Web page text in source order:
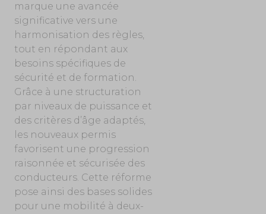
marque une avancée
significative vers une
harmonisation des règles,
tout en répondant aux
besoins spécifiques de
sécurité et de formation.
Grâce à une structuration
par niveaux de puissance et
des critères d’âge adaptés,
les nouveaux permis
favorisent une progression
raisonnée et sécurisée des
conducteurs. Cette réforme
pose ainsi des bases solides
pour une mobilité à deux-